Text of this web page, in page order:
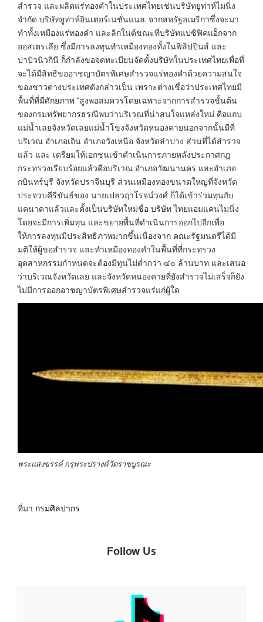
สำรวจ และผลิตแร่ทองคำในประเทศไทยเช่นบริษัทยูท่าห์ไมนิ่ง
จำกัด บริษัทยูท่าห์อินเตอร์เนชั่นแนล. จากสหรัฐอเมริกาซึ่งจะมา
ทำทั้งเหมืองแร่ทองคำ และลิกในต์ขณะที่บริษัทแปซิฟิคแอ็กจาก
ออสเตรเลีย ซึ่งมีการลงทุนทำเหมืองทองทั้งในฟิลิปปินส์ และ
ปาปัวนิวกินี ก็กำลังขอจดทะเบียนจัดตั้งบริษัทในประเทศไทยเพื่อที่
จะได้มีสิทธิขออาชญาบัตรพิเศษสำรวจแร่ทองคำด้วยความสนใจ
ของชาวต่างประเทศดังกล่าวเป็น เพราะต่างเชื่อว่าประเทศไทยมี
พื้นที่ที่มีศักยภาพ “สูงพอสมควรโดยเฉพาะจากการสำรวจขั้นต้น
ของกรมทรัพยากรธรณีพบว่าบริเวณที่น่าสนใจแหล่งใหม่ คือแถบ
แม่น้ำเลยจังหวัดเลยแม่น้ำโขงจังหวัดหนองคายนอกจากนั้นมีที่
บริเวณ อำเภอเถิน อำเภอวังเหนือ จังหวัดลำปาง ส่วนที่ได้สำรวจ
แล้ว และ เตรียมให้เอกชนเข้าดำเนินการภายหลังประกาศกฎ
กระทรวงเรียบร้อยแล้วคือบริเวณ อำเภอวัฒนานคร และอำเภอ
กบินทร์บุรี จังหวัดปราจีนบุรี ส่วนเหมืองทองขนาดใหญ่ที่จังหวัด
ประจวบคีรีขันธ์ของ นายเปลวฤาโรจน์วงศ์ ก็ได้เข้าร่วมทุนกับ
แคนาดาแล้วและตั้งเป็นบริษัทใหม่ชื่อ บริษัท ไทยแอมแคนไมนิ่ง
โดยจะมีการเพิ่มทุน และขยายพื้นที่ดำเนินการออกไปอีกเพื่อ
ให้การลงทุนมีประสิทธิภาพมากขึ้นเนื่องจาก คณะรัฐมนตรีได้มี
มติให้ผู้ขอสำรวจ และทำเหมืองทองคำในพื้นที่ที่กระทรวง
อุตสาหกรรมกำหนดจะต้องมีทุนไม่ต่ำกว่า ๔๐ ล้านบาท และเสนอ
ว่าบริเวณจังหวัดเลย และจังหวัดหนองคายที่ยังสำรวจไม่เสร็จก็ยัง
ไม่มีการออกอาชญาบัตรพิเศษสำรวจแร่แก่ผู้ใด
พระแสงขรรค์ กรุพระปรางค์วัดราชบูรณะ
ที่มา กรมศิลปากร
Follow Us